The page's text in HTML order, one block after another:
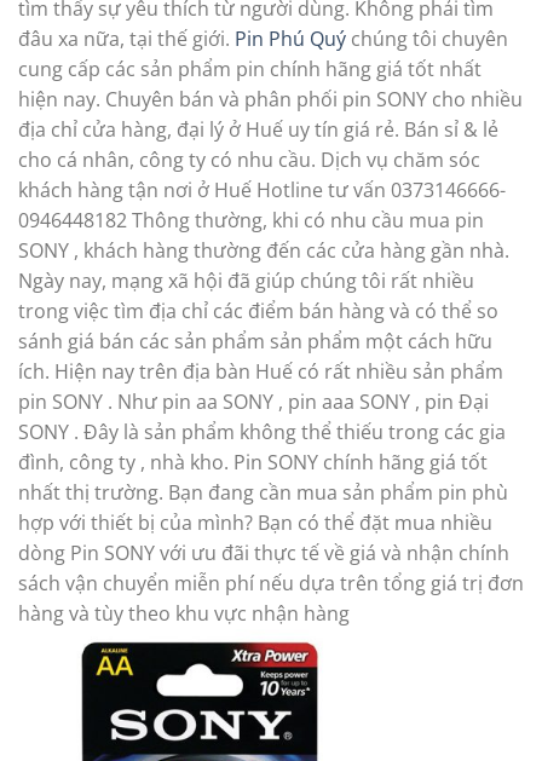
tìm thấy sự yêu thích từ người dùng. Không phải tìm
đâu xa nữa, tại thế giới. Pin Phú Quý chúng tôi chuyên
cung cấp các sản phẩm pin chính hãng giá tốt nhất
hiện nay. Chuyên bán và phân phối pin SONY cho nhiều
địa chỉ cửa hàng, đại lý ở Huế uy tín giá rẻ. Bán sỉ & lẻ
cho cá nhân, công ty có nhu cầu. Dịch vụ chăm sóc
khách hàng tận nơi ở Huế Hotline tư vấn 0373146666-
0946448182 Thông thường, khi có nhu cầu mua pin
SONY , khách hàng thường đến các cửa hàng gần nhà.
Ngày nay, mạng xã hội đã giúp chúng tôi rất nhiều
trong việc tìm địa chỉ các điểm bán hàng và có thể so
sánh giá bán các sản phẩm sản phẩm một cách hữu
ích. Hiện nay trên địa bàn Huế có rất nhiều sản phẩm
pin SONY . Như pin aa SONY , pin aaa SONY , pin Đại
SONY . Đây là sản phẩm không thể thiếu trong các gia
đình, công ty , nhà kho. Pin SONY chính hãng giá tốt
nhất thị trường. Bạn đang cần mua sản phẩm pin phù
hợp với thiết bị của mình? Bạn có thể đặt mua nhiều
dòng Pin SONY với ưu đãi thực tế về giá và nhận chính
sách vận chuyển miễn phí nếu dựa trên tổng giá trị đơn
hàng và tùy theo khu vực nhận hàng